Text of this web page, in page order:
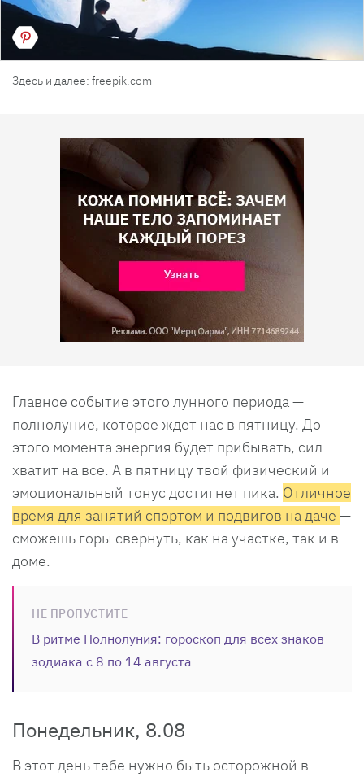
Здесь и далее: freepik.com
Главное событие этого лунного периода —
полнолуние, которое ждет нас в пятницу. До
этого момента энергия будет прибывать, сил
хватит на все. А в пятницу твой физический и
эмоциональный тонус достигнет пика. Отличное
время для занятий спортом и подвигов на даче —
сможешь горы свернуть, как на участке, так и в
доме.
НЕ ПРОПУСТИТЕ
В ритме Полнолуния: гороскоп для всех знаков
зодиака c 8 по 14 августа
Понедельник, 8.08
В этот день тебе нужно быть осторожной в